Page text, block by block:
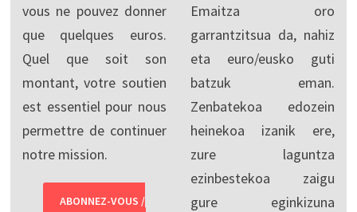
vous ne pouvez donner
que quelques euros.
Quel que soit son
montant, votre soutien
est essentiel pour nous
permettre de continuer
notre mission.
ABONNEZ-VOUS /
Emaitza oro
garrantzitsua da, nahiz
eta euro/eusko guti
batzuk eman.
Zenbatekoa edozein
heinekoa izanik ere,
zure laguntza
ezinbestekoa zaigu
gure eginkizuna